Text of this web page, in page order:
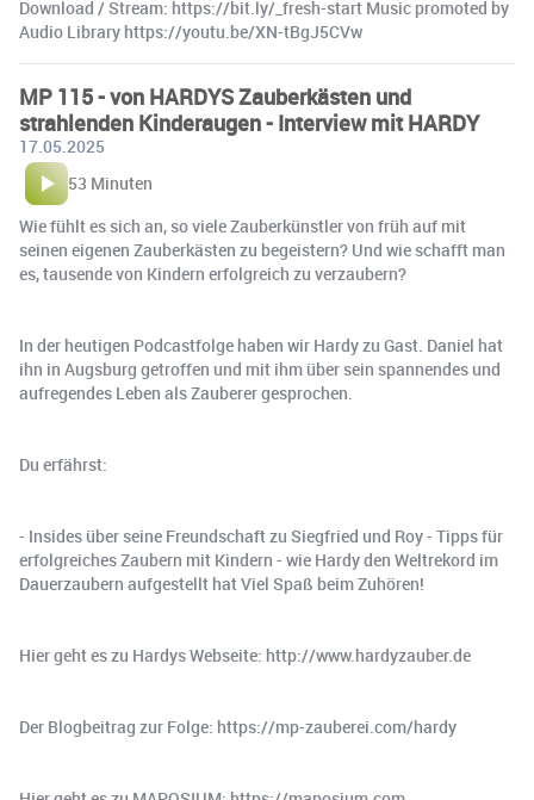
Download / Stream: https://bit.ly/_fresh-start Music promoted by
Audio Library https://youtu.be/XN-tBgJ5CVw
MP 115 - von HARDYS Zauberkästen und
strahlenden Kinderaugen - Interview mit HARDY
17.05.2025
53 Minuten
Wie fühlt es sich an, so viele Zauberkünstler von früh auf mit
seinen eigenen Zauberkästen zu begeistern? Und wie schafft man
es, tausende von Kindern erfolgreich zu verzaubern?
In der heutigen Podcastfolge haben wir Hardy zu Gast. Daniel hat
ihn in Augsburg getroffen und mit ihm über sein spannendes und
aufregendes Leben als Zauberer gesprochen.
Du erfährst:
- Insides über seine Freundschaft zu Siegfried und Roy - Tipps für
erfolgreiches Zaubern mit Kindern - wie Hardy den Weltrekord im
Dauerzaubern aufgestellt hat Viel Spaß beim Zuhören!
Hier geht es zu Hardys Webseite: http://www.hardyzauber.de
Der Blogbeitrag zur Folge: https://mp-zauberei.com/hardy